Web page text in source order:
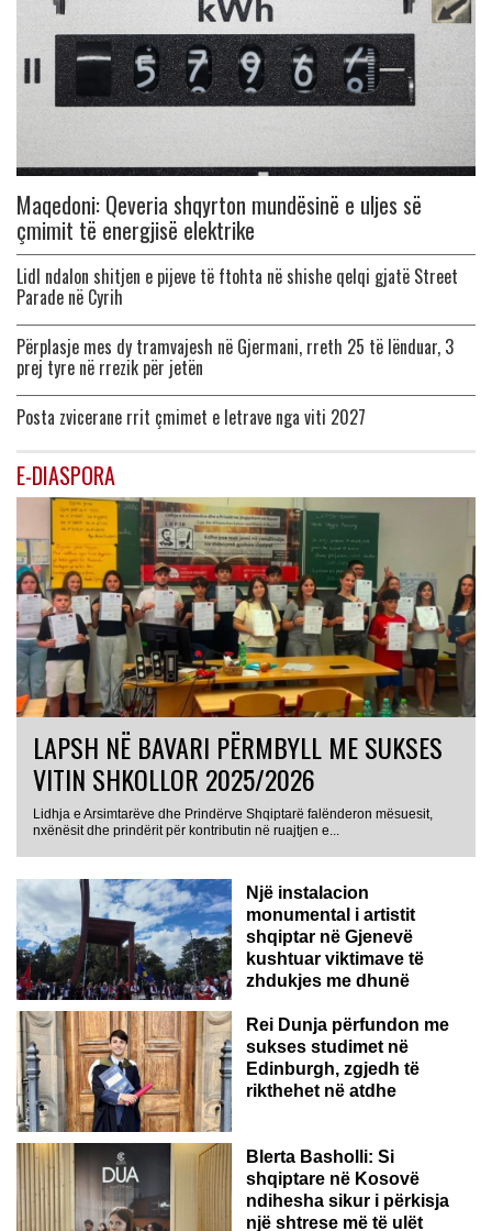
Maqedoni: Qeveria shqyrton mundësinë e uljes së
çmimit të energjisë elektrike
Lidl ndalon shitjen e pijeve të ftohta në shishe qelqi gjatë Street
Parade në Cyrih
Përplasje mes dy tramvajesh në Gjermani, rreth 25 të lënduar, 3
prej tyre në rrezik për jetën
Posta zvicerane rrit çmimet e letrave nga viti 2027
E-DIASPORA
LAPSH NË BAVARI PËRMBYLL ME SUKSES
VITIN SHKOLLOR 2025/2026
Lidhja e Arsimtarëve dhe Prindërve Shqiptarë falënderon mësuesit,
nxënësit dhe prindërit për kontributin në ruajtjen e...
Një instalacion
monumental i artistit
shqiptar në Gjenevë
kushtuar viktimave të
zhdukjes me dhunë
Rei Dunja përfundon me
sukses studimet në
Edinburgh, zgjedh të
rikthehet në atdhe
Blerta Basholli: Si
shqiptare në Kosovë
ndihesha sikur i përkisja
një shtrese më të ulët